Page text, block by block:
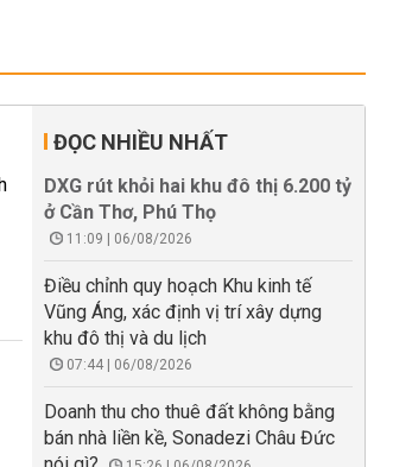
ĐỌC NHIỀU NHẤT
DXG rút khỏi hai khu đô thị 6.200 tỷ
ở Cần Thơ, Phú Thọ
11:09 | 06/08/2026
Điều chỉnh quy hoạch Khu kinh tế
Vũng Áng, xác định vị trí xây dựng
khu đô thị và du lịch
07:44 | 06/08/2026
Doanh thu cho thuê đất không bằng
bán nhà liền kề, Sonadezi Châu Đức